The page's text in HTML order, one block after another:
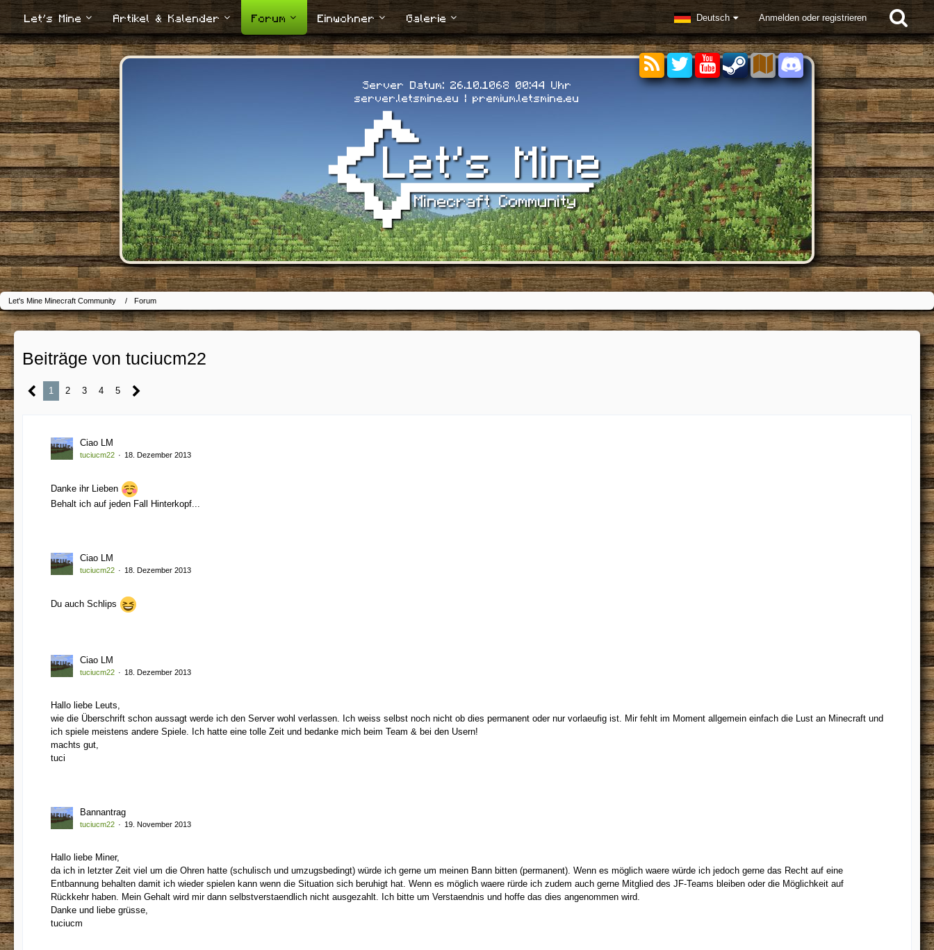
Let's Mine Artikel & Kalender Forum Einwohner Galerie Deutsch Anmelden oder registrieren
Server Datum: 26.10.1068 00:45 Uhr
server.letsmine.eu | premium.letsmine.eu
Let's Mine Minecraft Community Forum
Beiträge von tuciucm22
1 2 3 4 5
Ciao LM
tuciucm22 18. Dezember 2013
Danke ihr Lieben
Behalt ich auf jeden Fall Hinterkopf...
Ciao LM
tuciucm22 18. Dezember 2013
Du auch Schlips
Ciao LM
tuciucm22 18. Dezember 2013
Hallo liebe Leuts,
wie die Überschrift schon aussagt werde ich den Server wohl verlassen. Ich weiss selbst noch nicht ob dies permanent oder nur vorlaeufig ist. Mir fehlt im Moment allgemein einfach die Lust an Minecraft und
ich spiele meistens andere Spiele. Ich hatte eine tolle Zeit und bedanke mich beim Team & bei den Usern!
machts gut,
tuci
Bannantrag
tuciucm22 19. November 2013
Hallo liebe Miner,
da ich in letzter Zeit viel um die Ohren hatte (schulisch und umzugsbedingt) würde ich gerne um meinen Bann bitten (permanent). Wenn es möglich waere würde ich jedoch gerne das Recht auf eine
Entbannung behalten damit ich wieder spielen kann wenn die Situation sich beruhigt hat. Wenn es möglich waere rürde ich zudem auch gerne Mitglied des JF-Teams bleiben oder die Möglichkeit auf
Rückkehr haben. Mein Gehalt wird mir dann selbstverstaendlich nicht ausgezahlt. Ich bitte um Verstaendnis und hoffe das dies angenommen wird.
Danke und liebe grüsse,
tuciucm